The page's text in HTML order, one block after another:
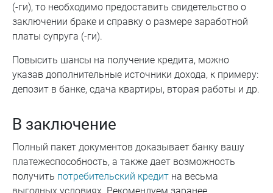
(-ги), то необходимо предоставить свидетельство о
заключении браке и справку о размере заработной
платы супруга (-ги).
Повысить шансы на получение кредита, можно
указав дополнительные источники дохода, к примеру:
депозит в банке, сдача квартиры, вторая работы и др.
В заключение
Полный пакет документов доказывает банку вашу
платежеспособность, а также дает возможность
получить потребительский кредит на весьма